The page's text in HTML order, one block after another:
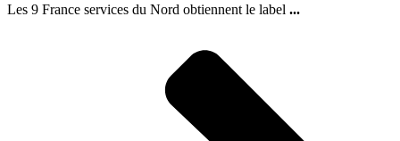
Les 9 France services du Nord obtiennent le label ...